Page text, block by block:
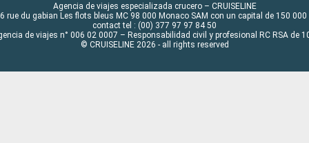
Agencia de viajes especializada crucero – CRUISELINE
rue du gabian Les flots bleus MC 98 000 Monaco SAM con un capital de 150 000
contact tel : (00) 377 97 97 84 50
de viajes n° 006 02 0007 – Responsabilidad civil y profesional RC RSA de
© CRUISELINE 2026 - all rights reserved